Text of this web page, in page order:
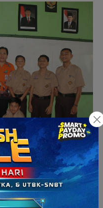
11 SMAN 1 Talangpadang,
sangat menyenangkan